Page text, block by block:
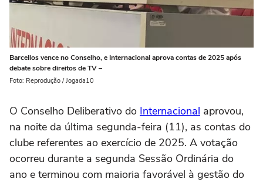
Barcellos vence no Conselho, e Internacional aprova contas de 2025 após
debate sobre direitos de TV –
Foto: Reprodução / Jogada10
O Conselho Deliberativo do Internacional aprovou,
na noite da última segunda-feira (11), as contas do
clube referentes ao exercício de 2025. A votação
ocorreu durante a segunda Sessão Ordinária do
ano e terminou com maioria favorável à gestão do